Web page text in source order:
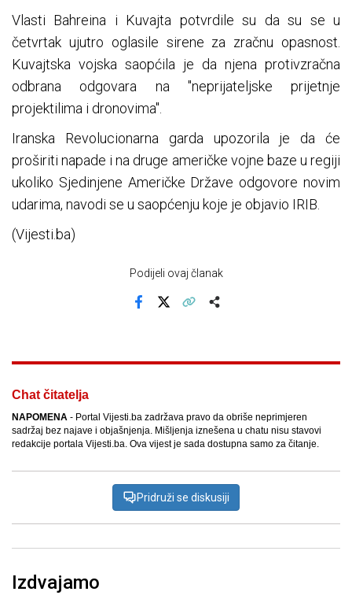
Vlasti Bahreina i Kuvajta potvrdile su da su se u
četvrtak ujutro oglasile sirene za zračnu opasnost.
Kuvajtska vojska saopćila je da njena protivzračna
odbrana odgovara na "neprijateljske prijetnje
projektilima i dronovima".
Iranska Revolucionarna garda upozorila je da će
proširiti napade i na druge američke vojne baze u regiji
ukoliko Sjedinjene Američke Države odgovore novim
udarima, navodi se u saopćenju koje je objavio IRIB.
(Vijesti.ba)
Podijeli ovaj članak
Chat čitatelja
NAPOMENA - Portal Vijesti.ba zadržava pravo da obriše neprimjeren
sadržaj bez najave i objašnjenja. Mišljenja iznešena u chatu nisu stavovi
redakcije portala Vijesti.ba. Ova vijest je sada dostupna samo za čitanje.
Pridruži se diskusiji
Izdvajamo